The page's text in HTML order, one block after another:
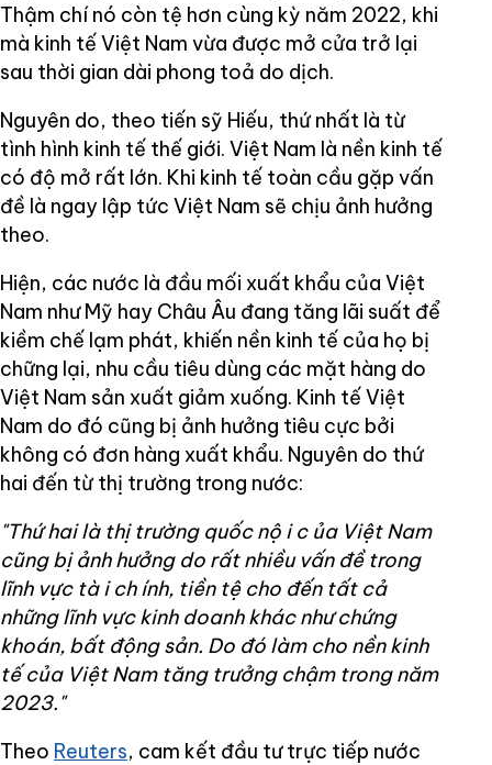
Thậm chí nó còn tệ hơn cùng kỳ năm 2022, khi
mà kinh tế Việt Nam vừa được mở cửa trở lại
sau thời gian dài phong toả do dịch.
Nguyên do, theo tiến sỹ Hiếu, thứ nhất là từ
tình hình kinh tế thế giới. Việt Nam là nền kinh tế
có độ mở rất lớn. Khi kinh tế toàn cầu gặp vấn
đề là ngay lập tức Việt Nam sẽ chịu ảnh hưởng
theo.
Hiện, các nước là đầu mối xuất khẩu của Việt
Nam như Mỹ hay Châu Âu đang tăng lãi suất để
kiềm chế lạm phát, khiến nền kinh tế của họ bị
chững lại, nhu cầu tiêu dùng các mặt hàng do
Việt Nam sản xuất giảm xuống. Kinh tế Việt
Nam do đó cũng bị ảnh hưởng tiêu cực bởi
không có đơn hàng xuất khẩu. Nguyên do thứ
hai đến từ thị trường trong nước:
"Thứ hai là thị trường quốc nộ i c ủa Việt Nam
cũng bị ảnh hưởng do rất nhiều vấn đề trong
lĩnh vực tà i ch ính, tiền tệ cho đến tất cả
những lĩnh vực kinh doanh khác như chứng
khoán, bất động sản. Do đó làm cho nền kinh
tế của Việt Nam tăng trưởng chậm trong năm
2023."
Theo Reuters, cam kết đầu tư trực tiếp nước